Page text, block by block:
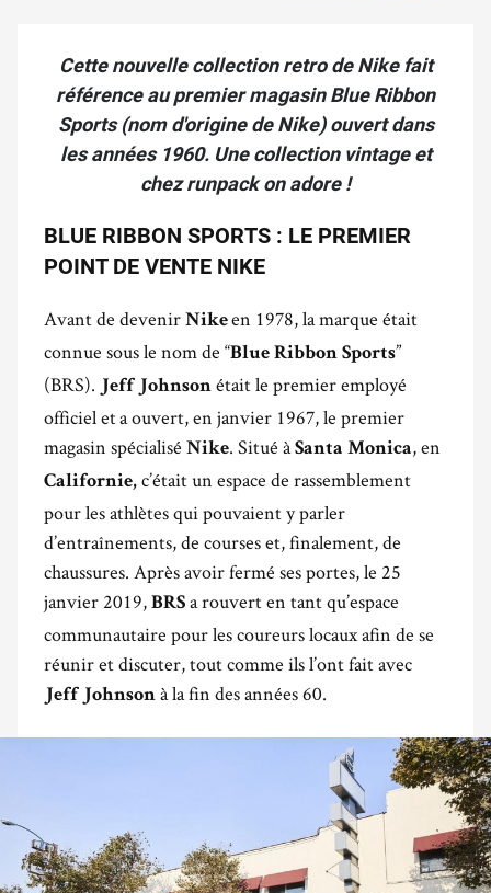
Cette nouvelle collection retro de Nike fait
référence au premier magasin Blue Ribbon
Sports (nom d'origine de Nike) ouvert dans
les années 1960. Une collection vintage et
chez runpack on adore !
BLUE RIBBON SPORTS : LE PREMIER
POINT DE VENTE NIKE
Avant de devenir Nikeen 1978, la marque était
connue sous le nom de “Blue Ribbon Sports”
(BRS). Jeff Johnson était le premier employé
officiel et a ouvert, en janvier 1967, le premier
magasin spécialisé Nike. Situé àSanta Monica, en
Californie, c’était un espace de rassemblement
pour les athlètes qui pouvaient y parler
d’entraînements, de courses et, finalement, de
chaussures. Après avoir fermé ses portes, le 25
janvier 2019, BRS a rouvert en tant qu’espace
communautaire pour les coureurs locaux afin de se
réunir et discuter, tout comme ils l’ont fait avec
Jeff Johnson à la fin des années 60.